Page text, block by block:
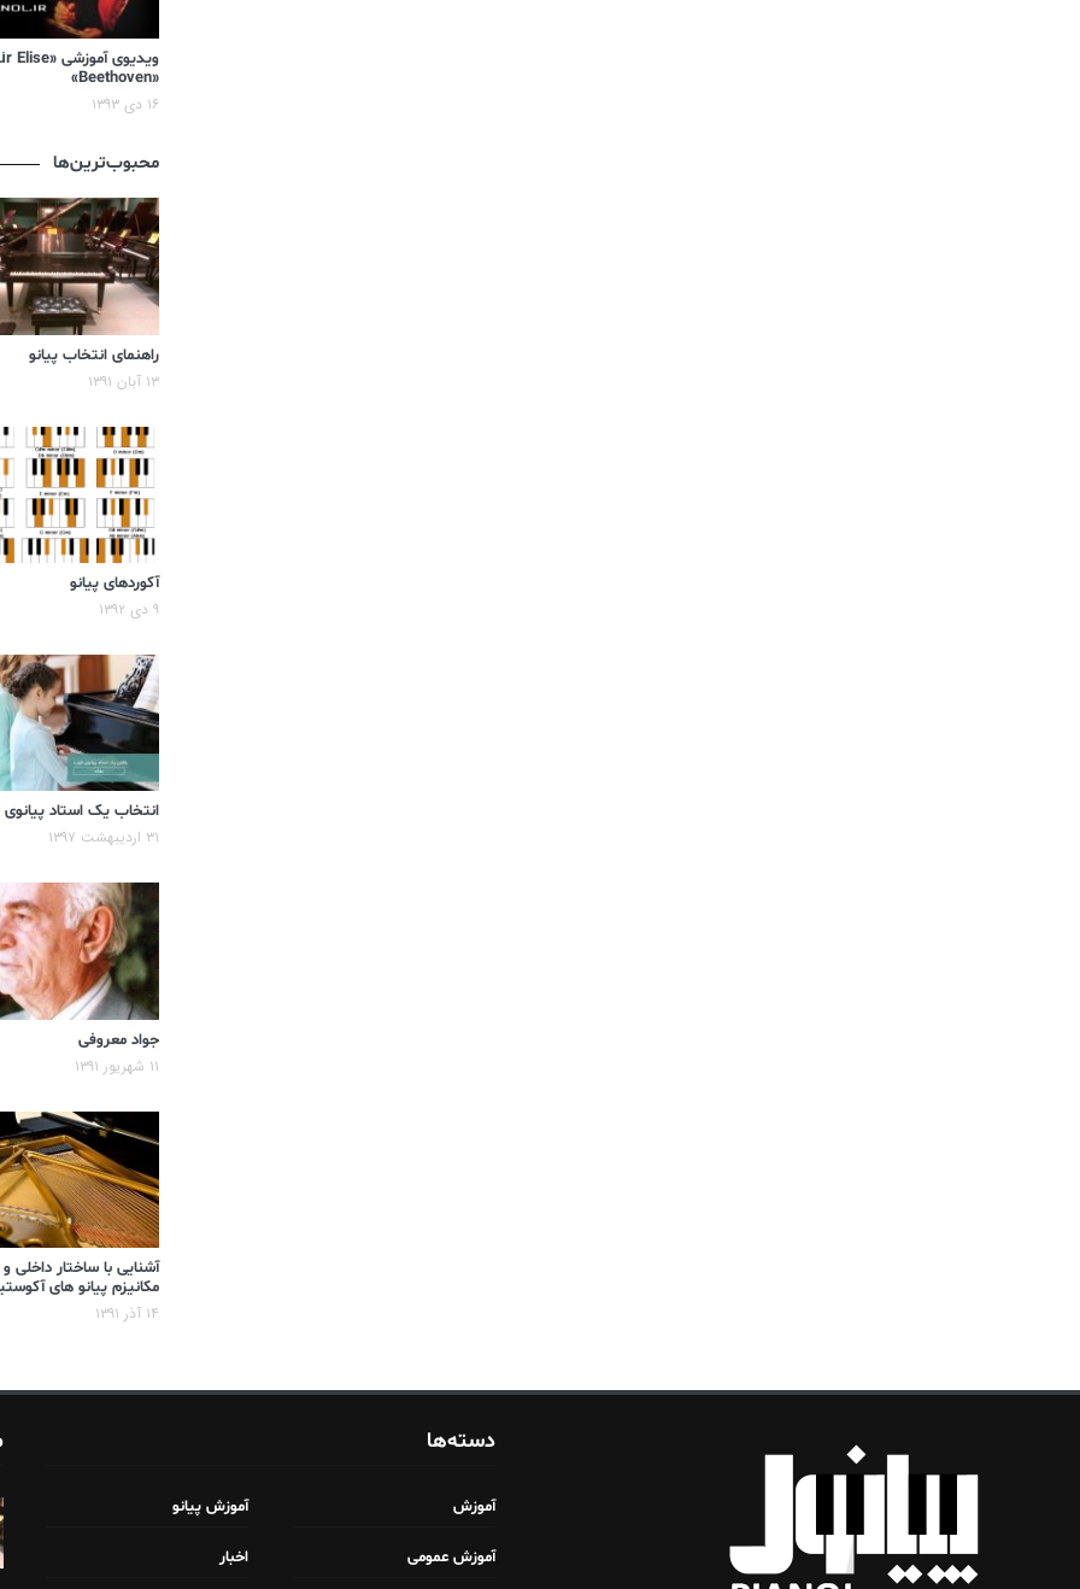
«Beethoven»
۱۶ دی ۱۳۹۳
محبوب‌ترین‌ها
راهنمای انتخاب پیانو
۱۳ آبان ۱۳۹۱
آکوردهای پیانو
۹ دی ۱۳۹۲
انتخاب یک استاد
۳۱ اردیبهشت ۱۳۹۷
جواد معروفی
۱۱ شهریور ۱۳۹۱
آشنایی با ساختار داخلی و
مکانیزم پیانو های
۱۴ آذر ۱۳۹۱
دسته‌ها
آموزش آموزش پیانو
آموزش عمومی اخبار